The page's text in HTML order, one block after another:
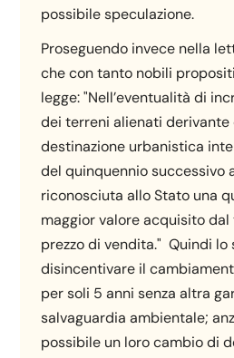
possibile speculazione.
Proseguendo invece nella
che con tanto nobili
legge: "Nell’eventualità di
dei terreni alienati derivante
destinazione urbanistica
del quinquennio successivo
riconosciuta allo Stato una
maggior valore acquisito
prezzo di vendita." Quindi lo
disincentivare il
per soli 5 anni senza altra
salvaguardia ambientale;
possibile un loro cambio di